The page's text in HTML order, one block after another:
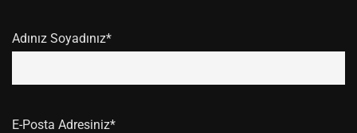
Adınız Soyadınız*
E-Posta Adresiniz*